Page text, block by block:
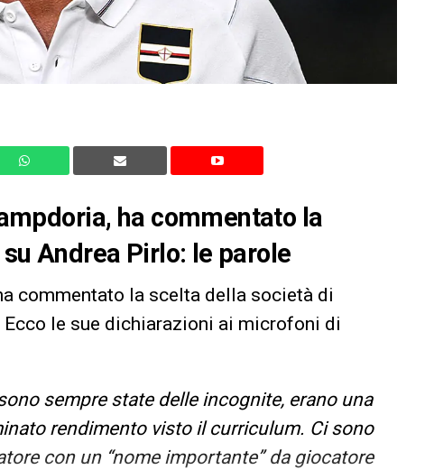
ha commentato la
Andrea Pirlo: le parole
commentato la scelta della società di
le sue dichiarazioni ai microfoni di
sempre state delle incognite, erano una
rendimento visto il curriculum. Ci sono
con un “nome importante” da giocatore